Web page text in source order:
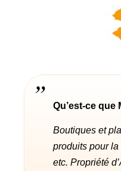
Qu’est-ce que
Boutiques et
produits pour la
etc. Propriété